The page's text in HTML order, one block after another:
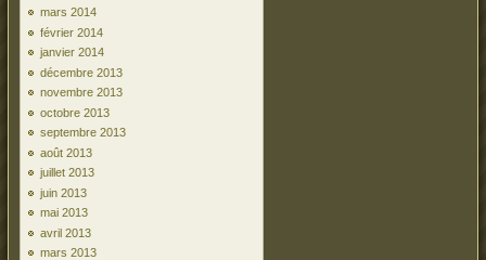
mars 2014
février 2014
janvier 2014
décembre 2013
novembre 2013
octobre 2013
septembre 2013
août 2013
juillet 2013
juin 2013
mai 2013
avril 2013
mars 2013